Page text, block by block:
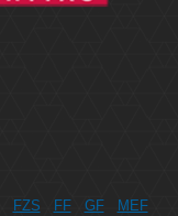
FZS FF GF
MEF